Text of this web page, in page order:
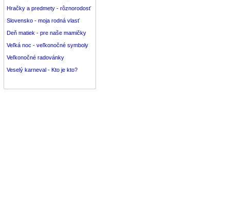
Hračky a predmety - rôznorodosť
Slovensko - moja rodná vlasť
Deň matiek - pre naše mamičky
Veľká noc - veľkonočné symboly
Veľkonočné radovánky
Veselý karneval - Kto je kto?